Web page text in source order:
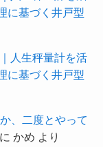
に基づく井戸型
人生秤量計を活
に基づく井戸型
、二度とやって
にかめ より